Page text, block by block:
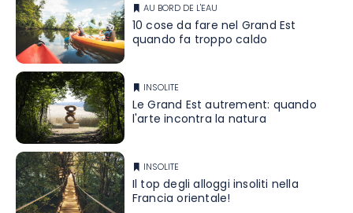
AU BORD DE L'EAU
10 cose da fare nel Grand Est
quando fa troppo caldo
INSOLITE
Le Grand Est autrement: quando
l'arte incontra la natura
INSOLITE
Il top degli alloggi insoliti nella
Francia orientale!